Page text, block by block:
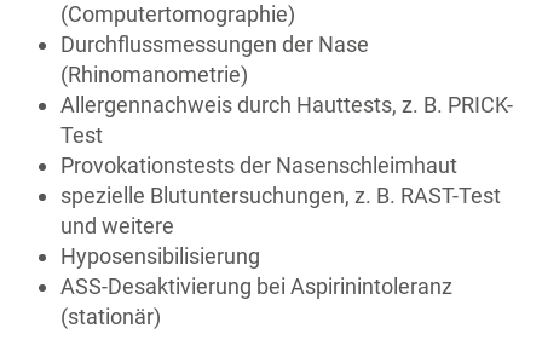
(Computertomographie)
Durchflussmessungen der Nase
(Rhinomanometrie)
Allergennachweis durch Hauttests, z. B. PRICK-
Test
Provokationstests der Nasenschleimhaut
spezielle Blutuntersuchungen, z. B. RAST-Test
und weitere
Hyposensibilisierung
ASS-Desaktivierung bei Aspirinintoleranz
(stationär)